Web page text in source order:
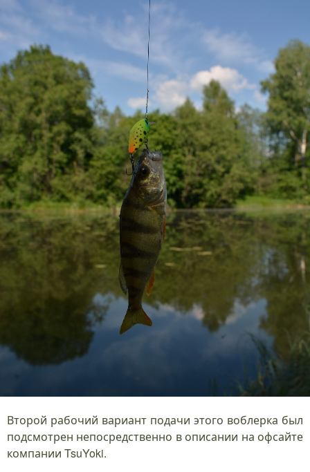
Второй рабочий вариант подачи этого воблерка был
подсмотрен непосредственно в описании на офсайте
компании TsuYoki.